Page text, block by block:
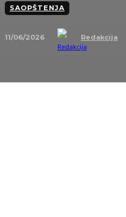
SAOPŠTENJA
11/06/2026 Redakcija